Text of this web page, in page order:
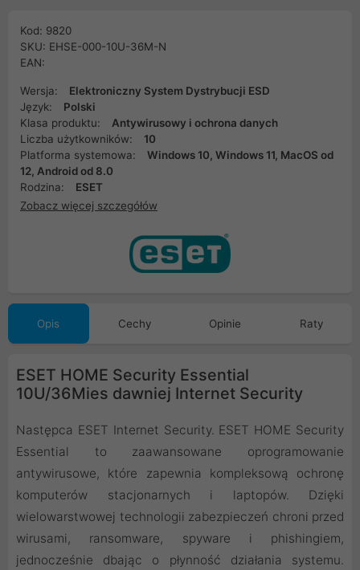
Kod: 9820
SKU: EHSE-000-10U-36M-N
EAN:
Wersja:
Elektroniczny System Dystrybucji ESD
Język:
Polski
Klasa produktu:
Antywirusowy i ochrona danych
Liczba użytkowników:
10
Platforma systemowa:
Windows 10, Windows 11, MacOS od
12, Android od 8.0
Rodzina:
ESET
Zobacz więcej szczegółów
Opis Cechy Opinie Raty
ESET HOME Security Essential
10U/36Mies dawniej Internet Security
Następca ESET Internet Security. ESET HOME Security
Essential to zaawansowane oprogramowanie
antywirusowe, które zapewnia kompleksową ochronę
komputerów stacjonarnych i laptopów. Dzięki
wielowarstwowej technologii zabezpieczeń chroni przed
wirusami, ransomware, spyware i phishingiem,
jednocześnie dbając o płynność działania systemu.